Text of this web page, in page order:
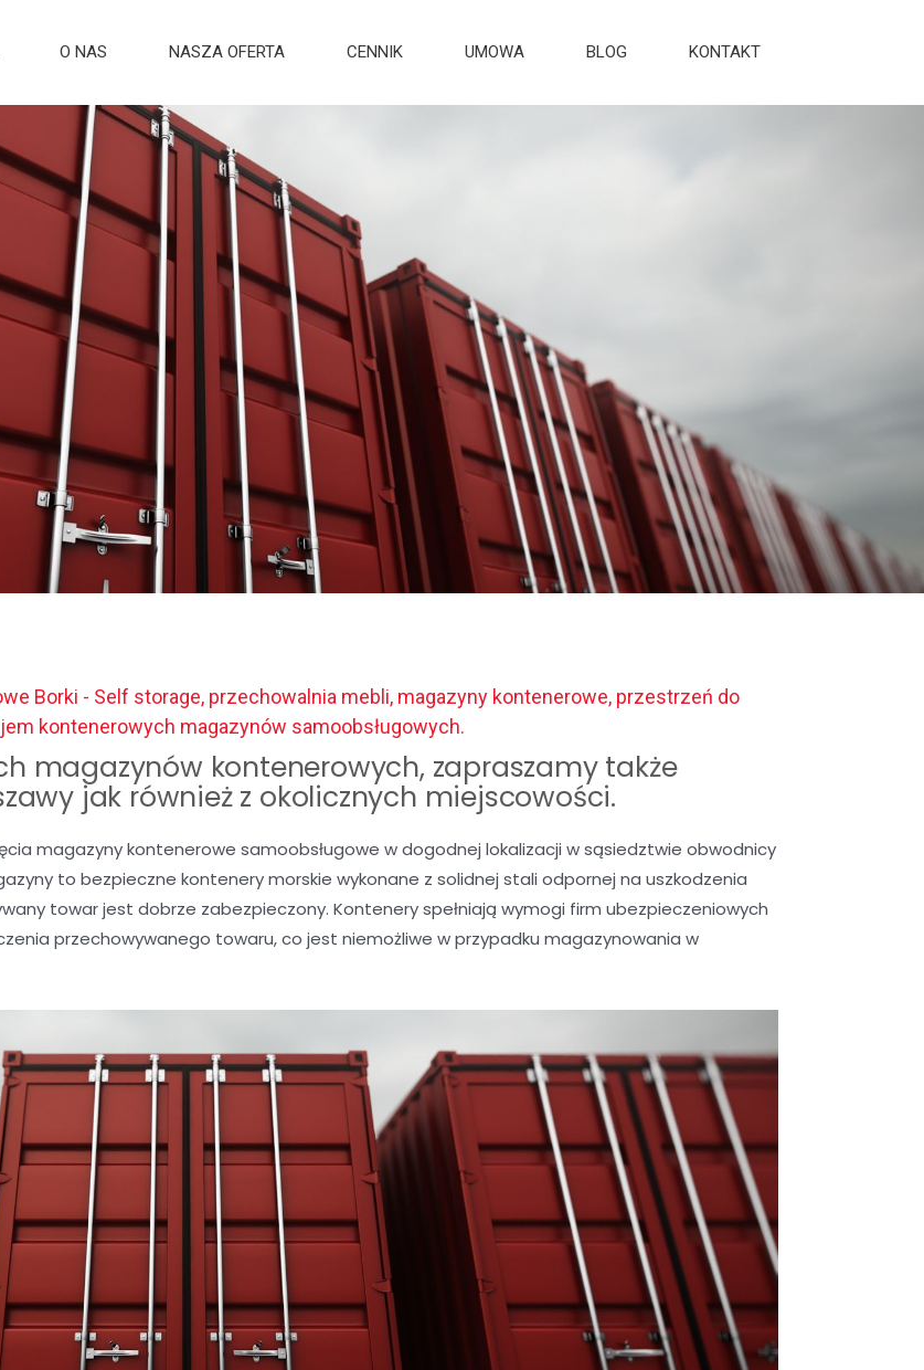
O NAS NASZA OFERTA CENNIK UMOWA BLOG KONTAKT
Borki - Self storage, przechowalnia mebli, magazyny kontenerowe, przestrzeń do
kontenerowych magazynów samoobsługowych.
magazynów kontenerowych, zapraszamy także
jak również z okolicznych miejscowości.
magazyny kontenerowe samoobsługowe w dogodnej lokalizacji w sąsiedztwie obwodnicy
to bezpieczne kontenery morskie wykonane z solidnej stali odpornej na uszkodzenia
towar jest dobrze zabezpieczony. Kontenery spełniają wymogi firm ubezpieczeniowych
przechowywanego towaru, co jest niemożliwe w przypadku magazynowania w